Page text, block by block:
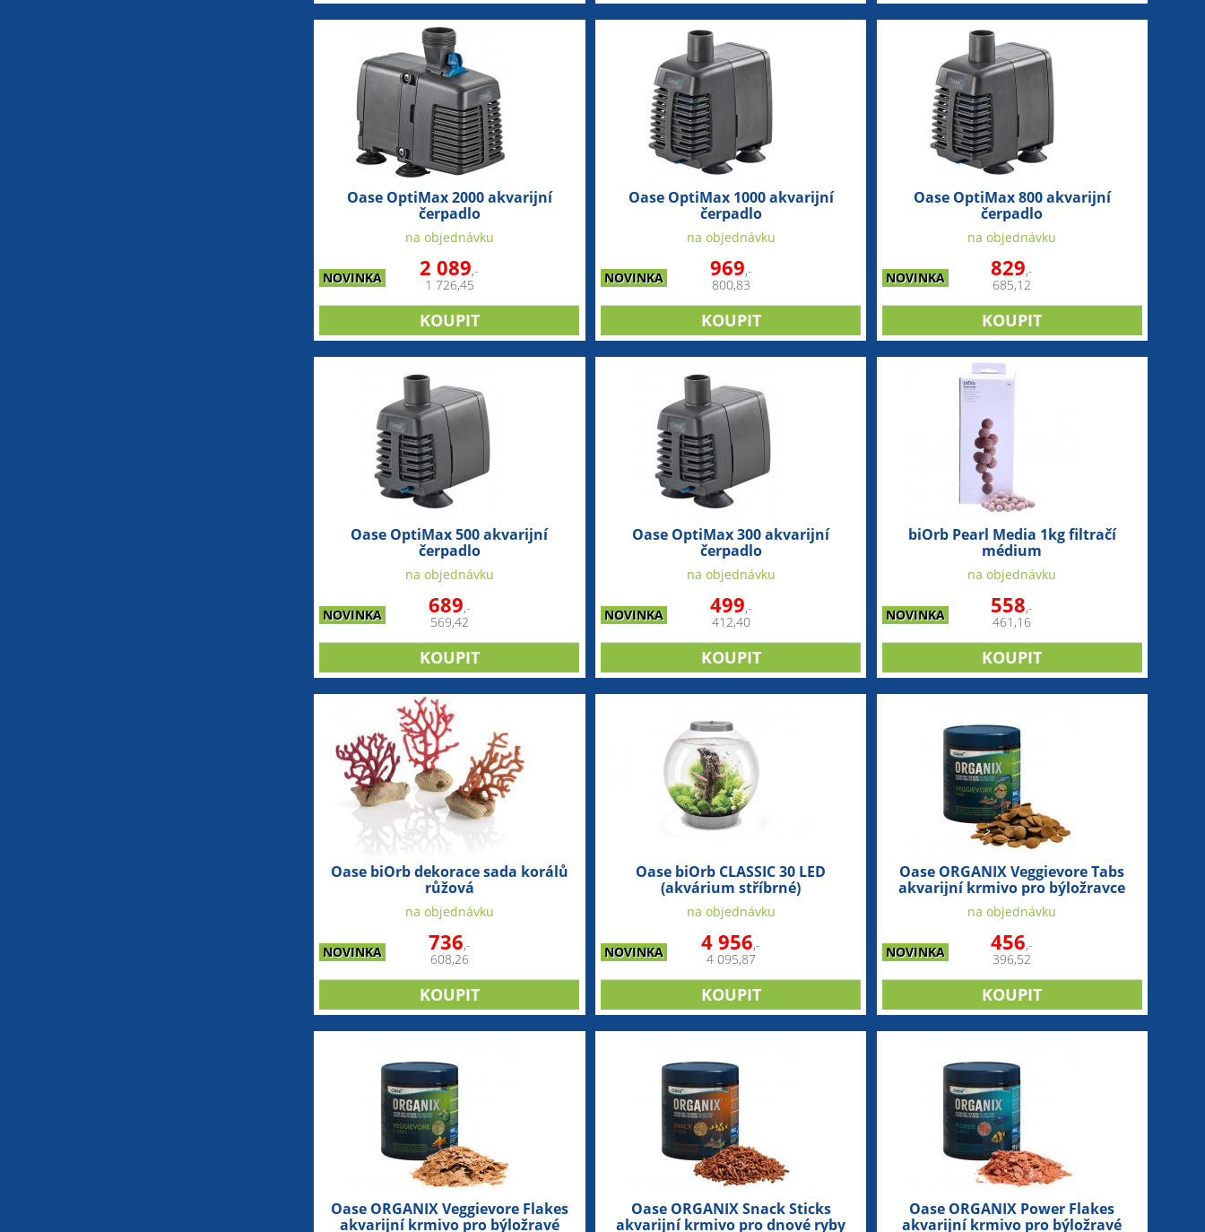
Oase OptiMax 2000 akvarijní
čerpadlo
NOVINKA
na objednávku
2 089,-
1 726,45
Oase OptiMax 1000 akvarijní
čerpadlo
NOVINKA
na objednávku
969,-
800,83
Oase OptiMax 800 akvarijní
čerpadlo
NOVINKA
na objednávku
829,-
685,12
Oase OptiMax 500 akvarijní
čerpadlo
NOVINKA
na objednávku
689,-
569,42
Oase OptiMax 300 akvarijní
čerpadlo
NOVINKA
na objednávku
499,-
412,40
biOrb Pearl Media 1kg filtračí
médium
NOVINKA
na objednávku
558,-
461,16
Oase biOrb dekorace sada korálů
růžová
NOVINKA
na objednávku
736,-
608,26
Oase biOrb CLASSIC 30 LED
(akvárium stříbrné)
NOVINKA
na objednávku
4 956,-
4 095,87
Oase ORGANIX Veggievore Tabs
akvarijní krmivo pro býložravce
550ml
NOVINKA
na objednávku
456,-
396,52
Oase ORGANIX Veggievore Flakes
akvarijní krmivo pro býložravé
Oase ORGANIX Snack Sticks
akvarijní krmivo pro dnové ryby
Oase ORGANIX Power Flakes
akvarijní krmivo pro býložravé